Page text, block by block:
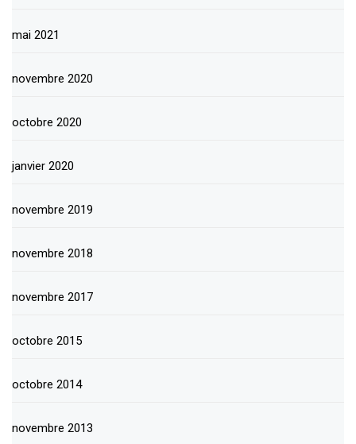
mai 2021
novembre 2020
octobre 2020
janvier 2020
novembre 2019
novembre 2018
novembre 2017
octobre 2015
octobre 2014
novembre 2013